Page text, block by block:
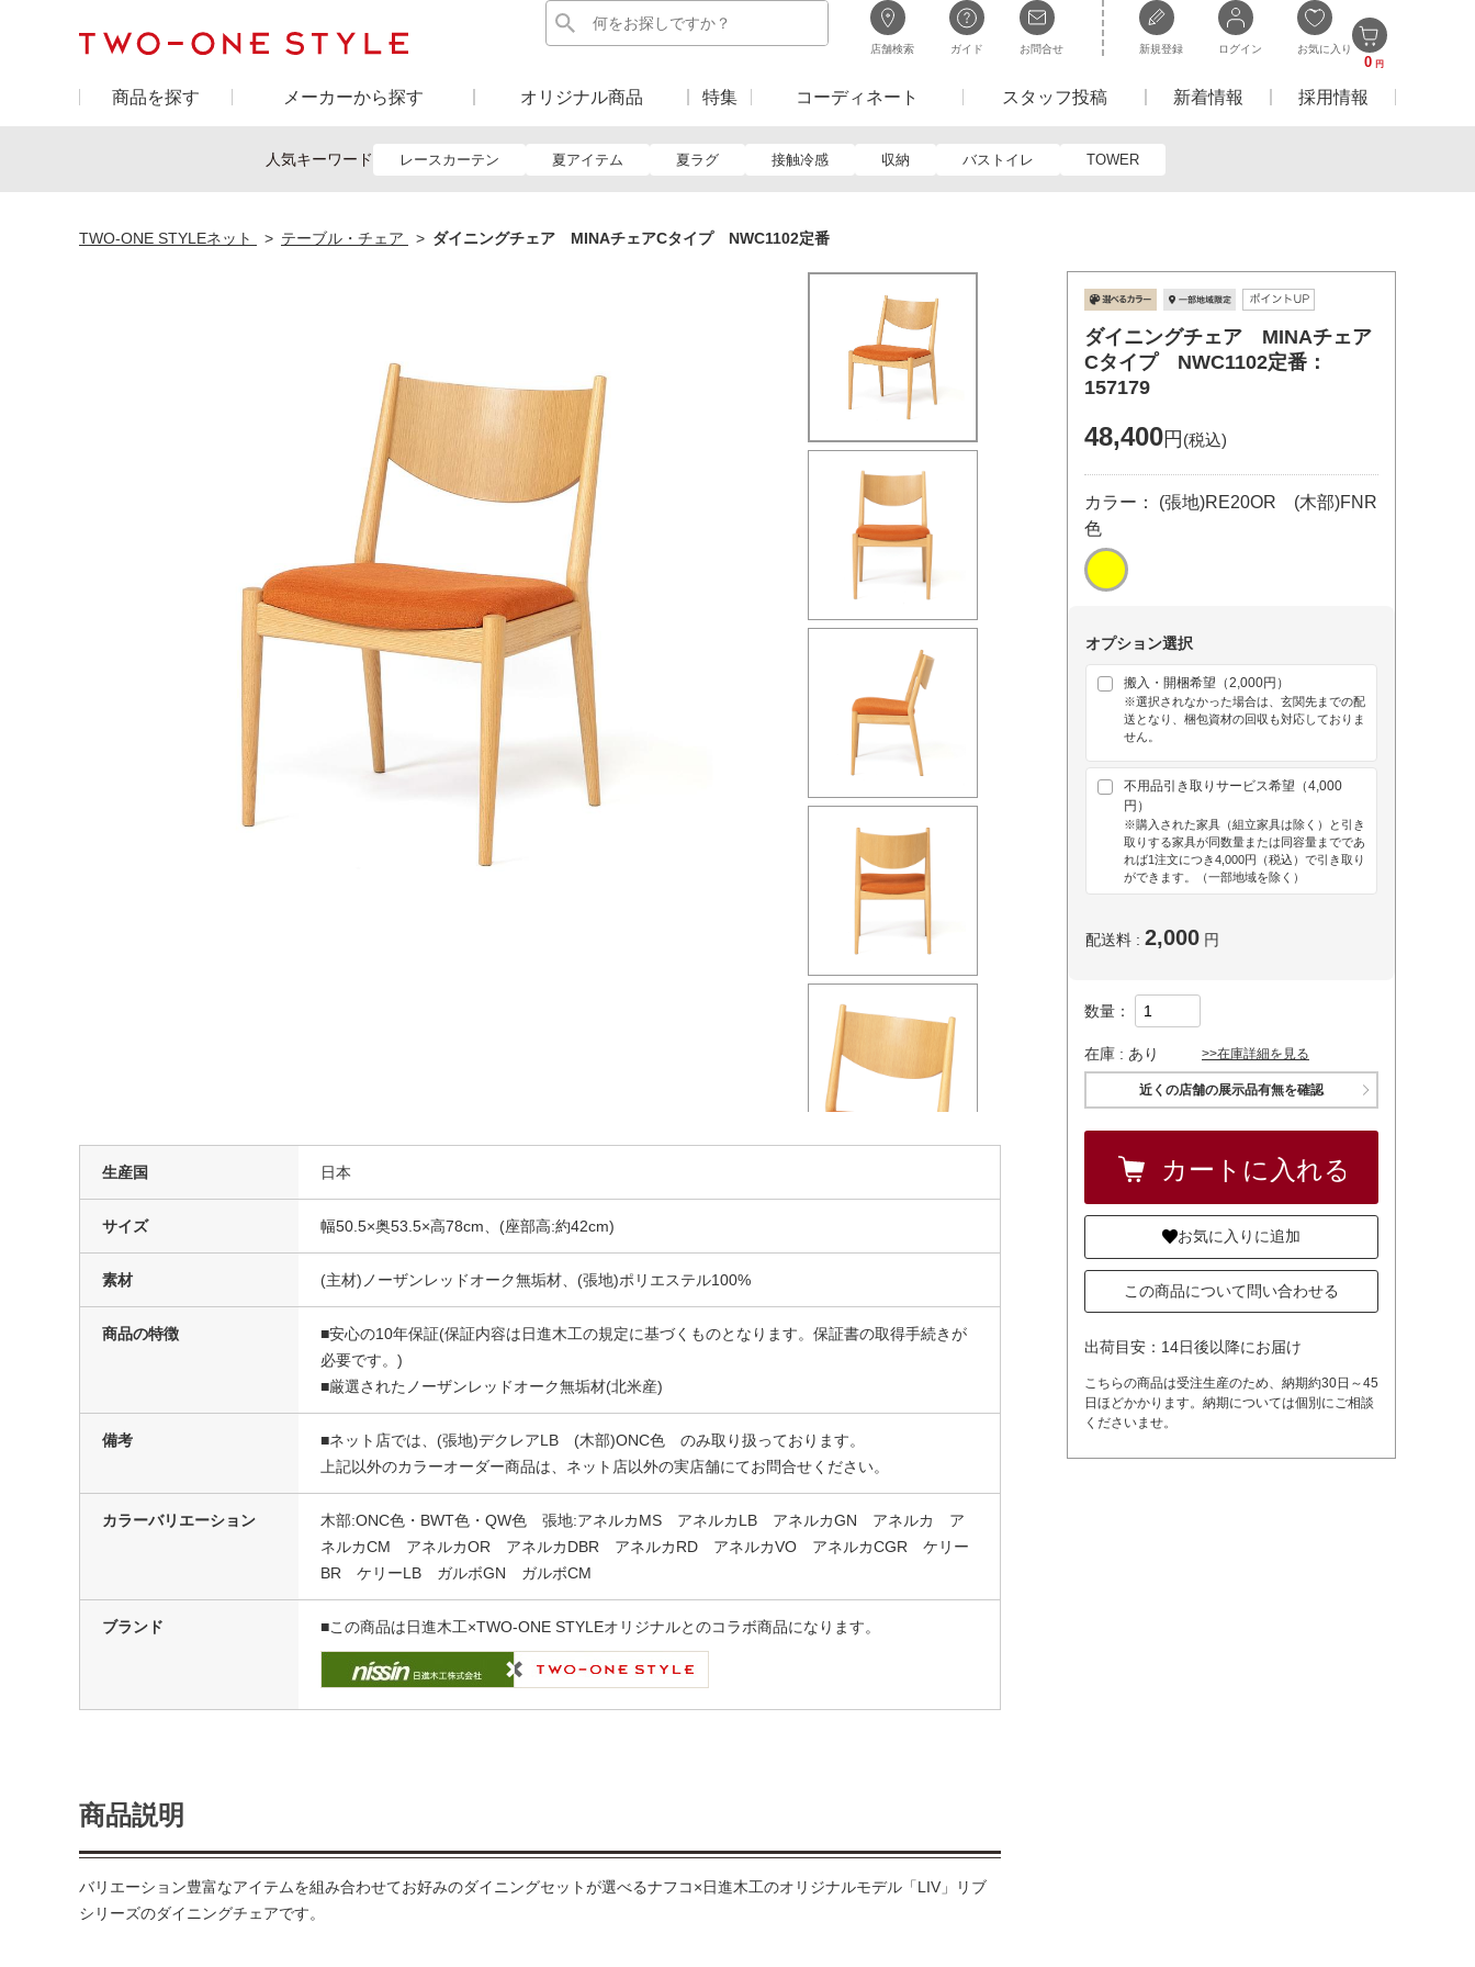
店舗検索 ガイド お問合せ 新規登録 ログイン お気に入り
0 円
商品を探す メーカーから探す オリジナル商品 特集 コーディネート スタッフ投稿 新着情報 採用情報
人気キーワード レースカーテン 夏アイテム 夏ラグ 接触冷感 収納 バストイレ TOWER
ダイニングチェア MINAチェア
Cタイプ NWC1102定番：
157179
48,400円 (税込)
カラー： (張地)RE20OR (木部)FNR
色
オプション選択
搬入・開梱希望（2,000円）
※選択されなかった場合は、玄関先までの配
送となり、梱包資材の回収も対応しておりま
せん。
不用品引き取りサービス希望（4,000
円）
※購入された家具（組立家具は除く）と引き
取りする家具が同数量または同容量までであ
れば1注文につき4,000円（税込）で引き取り
ができます。（一部地域を除く）
配送料 : 2,000 円
数量：
在庫 : あり >>在庫詳細を見る
近くの店舗の展示品有無を確認
お気に入りに追加
この商品について問い合わせる
出荷目安：14日後以降にお届け
こちらの商品は受注生産のため、納期約30日～45
日ほどかかります。納期については個別にご相談
くださいませ。
TWO-ONE STYLEネット テーブル・チェア ダイニングチェア MINAチェアCタイプ NWC1102定番
生産国 日本
サイズ 幅50.5×奥53.5×高78cm、(座部高:約42cm)
素材 (主材)ノーザンレッドオーク無垢材、(張地)ポリエステル100%
商品の特徴
■安心の10年保証(保証内容は日進木工の規定に基づくものとなります。保証書の取得手続きが
必要です。)
■厳選されたノーザンレッドオーク無垢材(北米産)
備考
■ネット店では、(張地)デクレアLB (木部)ONC色 のみ取り扱っております。
上記以外のカラーオーダー商品は、ネット店以外の実店舗にてお問合せください。
カラーバリエーション
木部:ONC色・BWT色・QW色 張地:アネルカMS アネルカLB アネルカGN アネルカ ア
ネルカCM アネルカOR アネルカDBR アネルカRD アネルカVO アネルカCGR ケリー
BR ケリーLB ガルボGN ガルボCM
ブランド ■この商品は日進木工×TWO-ONE STYLEオリジナルとのコラボ商品になります。
商品説明
バリエーション豊富なアイテムを組み合わせてお好みのダイニングセットが選べるナフコ×日進木工のオリジナルモデル「LIV」リブ
シリーズのダイニングチェアです。